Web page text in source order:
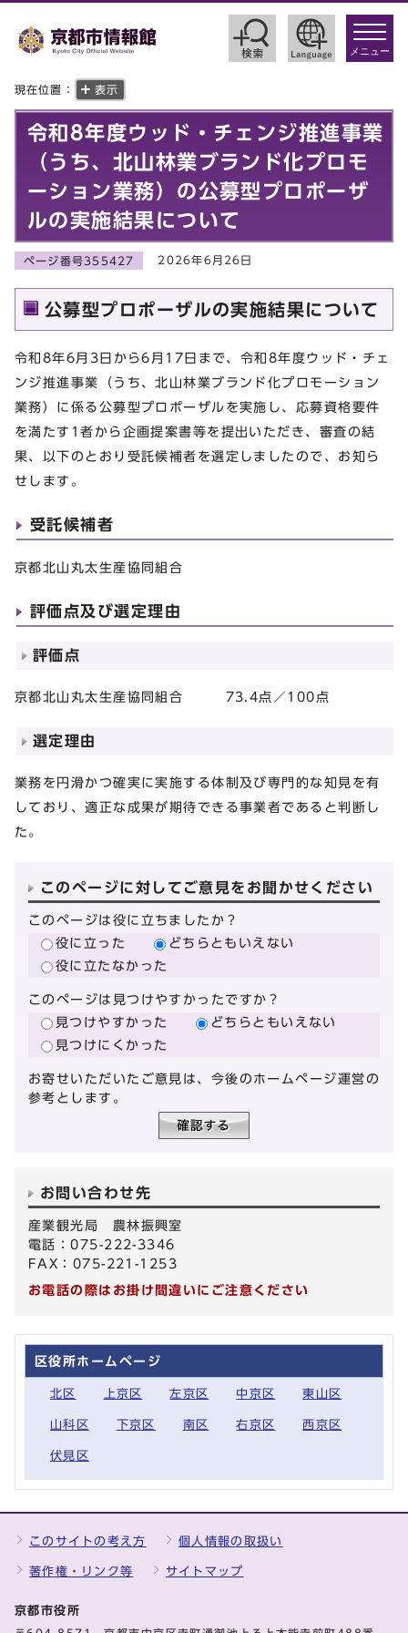
toggle
メニュー
現在位置： 表示
令和8年度ウッド・チェンジ推進事業
（うち、北山林業ブランド化プロモ
ーション業務）の公募型プロポーザ
ルの実施結果について
ページ番号355427 2026年6月26日
公募型プロポーザルの実施結果について
令和8年6月3日から6月17日まで、令和8年度ウッド・チェ
ンジ推進事業（うち、北山林業ブランド化プロモーション
業務）に係る公募型プロポーザルを実施し、応募資格要件
を満たす1者から企画提案書等を提出いただき、審査の結
果、以下のとおり受託候補者を選定しましたので、お知ら
せします。
受託候補者
京都北山丸太生産協同組合
評価点及び選定理由
評価点
京都北山丸太生産協同組合 73.4点／100点
選定理由
業務を円滑かつ確実に実施する体制及び専門的な知見を有
しており、適正な成果が期待できる事業者であると判断し
た。
このページに対してご意見をお聞かせください
このページは役に立ちましたか？
役に立った
どちらともいえない
役に立たなかった
このページは見つけやすかったですか？
見つけやすかった
どちらともいえない
見つけにくかった
お寄せいただいたご意見は、今後のホームページ運営の
参考とします。
お問い合わせ先
産業観光局 農林振興室
電話：075-222-3346
FAX：075-221-1253
お電話の際はお掛け間違いにご注意ください
区役所ホームページ
北区 上京区 左京区 中京区 東山区
山科区 下京区 南区 右京区 西京区
伏見区
このサイトの考え方 個人情報の取扱い
著作権・リンク等 サイトマップ
京都市役所